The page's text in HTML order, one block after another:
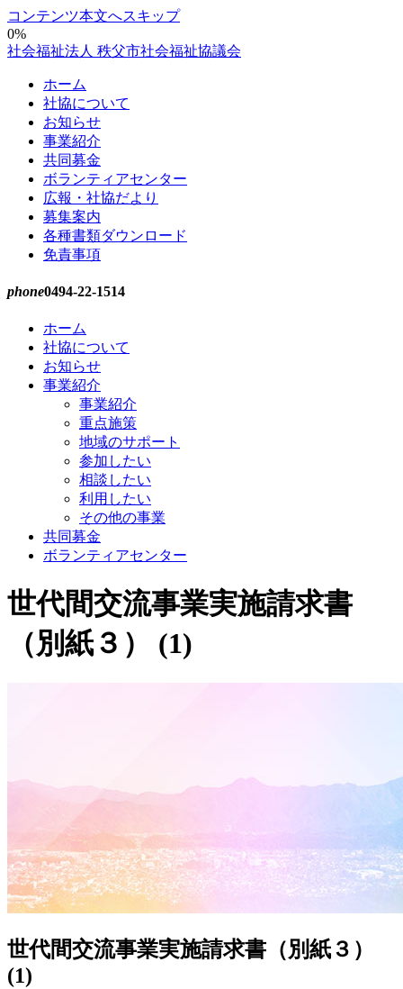
コンテンツ本文へスキップ
0%
社会福祉法人 秩父市社会福祉協議会
ホーム
社協について
お知らせ
事業紹介
共同募金
ボランティアセンター
広報・社協だより
募集案内
各種書類ダウンロード
免責事項
phone0494-22-1514
ホーム
社協について
お知らせ
事業紹介
事業紹介
重点施策
地域のサポート
参加したい
相談したい
利用したい
その他の事業
共同募金
ボランティアセンター
世代間交流事業実施請求書
（別紙３） (1)
世代間交流事業実施請求書（別紙３）
(1)